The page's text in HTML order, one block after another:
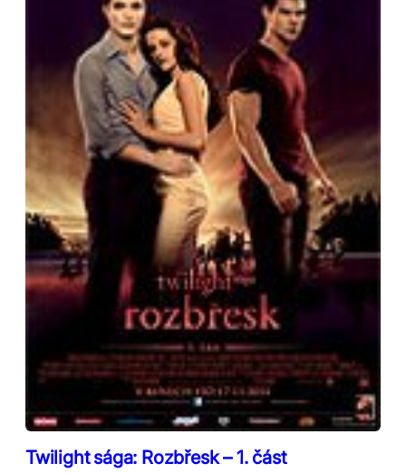
Twilight sága: Rozbřesk – 1. část